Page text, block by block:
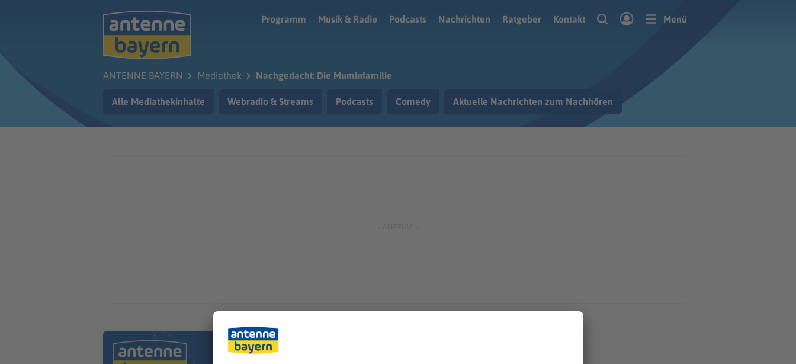
Programm
Musik & Radio Podcasts Nachrichten Ratgeber Kontakt Menü
ANTENNE BAYERN Mediathek Nachgedacht: Die Muminfamilie
Alle Mediathekinhalte Webradio & Streams Podcasts Comedy Aktuelle Nachrichten zum Nachhören